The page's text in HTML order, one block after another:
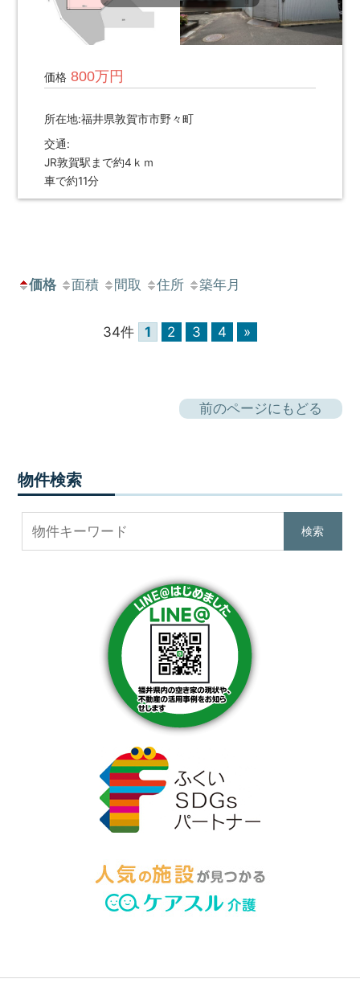
価格800万円
所在地:福井県敦賀市市野々町
交通:
JR敦賀駅まで約4ｋｍ
車で約11分
価格 面積 間取 住所 築年月
34件 1 2 3 4 »
前のページにもどる
物件検索